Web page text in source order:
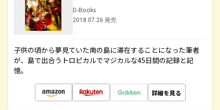
D-Books
2018.07.26 発売
子供の頃から夢見ていた南の島に滞在することになった筆者
が、島で出合うトロピカルでマジカルな45日間の記録と記
憶。
詳細を見る